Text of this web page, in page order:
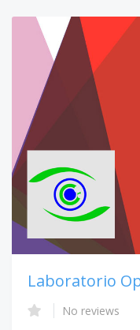
Laboratorio
No reviews